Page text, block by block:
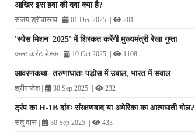
आखिर इस हवा की दवा क्या है?
संजय श्रीवास्तव| 01 Dec 2025 | 201
'स्पेस मिशन–2025' में शिरकत करेंगी मुख्यमंत्री रेखा गुप्ता
कल्ट करंट डेस्क | 10 Oct 2025 | 1108
आवरणकथा- तरुणाघातः पड़ोस में उबाल, भारत में सवाल
श्रीराजेश| 30 Sep 2025 | 232
ट्रंप का H-1B दांवः संरक्षणवाद या अमेरिका का आत्मघाती गोल?
संतु दास | 30 Sep 2025 | 433